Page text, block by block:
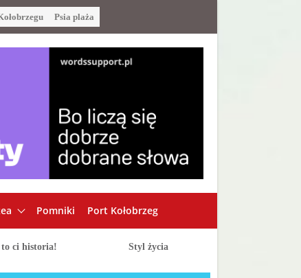
Psia plaża
Pomniki Port Kołobrzeg
to ci historia! Styl życia